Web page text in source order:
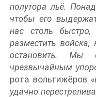
полутора льё.
чтобы его
нас столь
разместить
остановить. Мы
чрезвычайным
рота вольтижёров «
удачно